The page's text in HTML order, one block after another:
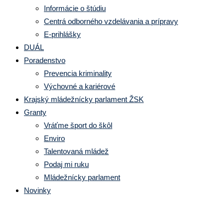
Informácie o štúdiu
Centrá odborného vzdelávania a prípravy
E-prihlášky
DUÁL
Poradenstvo
Prevencia kriminality
Výchovné a kariérové
Krajský mládežnícky parlament ŽSK
Granty
Vráťme šport do škôl
Enviro
Talentovaná mládež
Podaj mi ruku
Mládežnícky parlament
Novinky